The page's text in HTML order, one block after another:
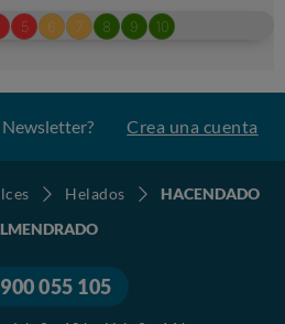
Crea una cuenta
Helados
HACENDADO
900 055 105